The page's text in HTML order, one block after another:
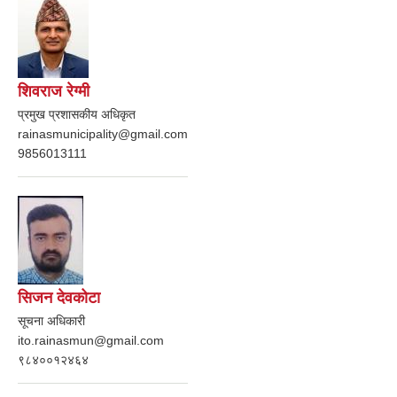
शिवराज रेग्मी
प्रमुख प्रशासकीय अधिकृत
rainasmunicipality@gmail.com
9856013111
सिजन देवकोटा
सूचना अधिकारी
ito.rainasmun@gmail.com
९८४००१२४६४